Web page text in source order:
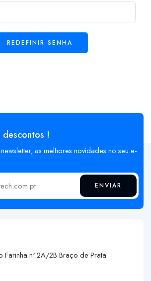
REDEFINIR SENHA
descontos !
as melhores novidades no seu e-
ENVIAR
Farinha nº 2A/2B Braço de Prata